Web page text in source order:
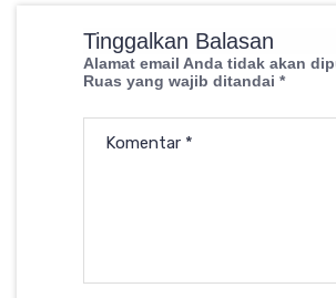
Tinggalkan Balasan
Alamat email Anda tidak akan
Ruas yang wajib ditandai *
Komentar *